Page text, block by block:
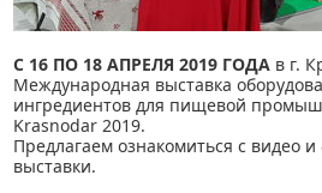
С 16 ПО 18 АПРЕЛЯ 2019 ГОДА в г.
Международная выставка
ингредиентов для пищевой
Krasnodar 2019.
Предлагаем ознакомиться с видео и
выставки.